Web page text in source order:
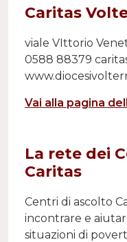
Caritas
viale VIttorio
0588 88379
Vai alla pagina
La rete dei
Caritas
Centri di ascolto
incontrare e
situazioni di